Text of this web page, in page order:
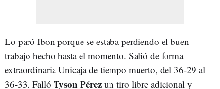
Lo paró Ibon porque se estaba perdiendo el buen
trabajo hecho hasta el momento. Salió de forma
extraordinaria Unicaja de tiempo muerto, del 36-29 al
36-33. Falló Tyson Pérez un tiro libre adicional y